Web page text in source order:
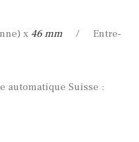
x 46 mm / Entre-
automatique Suisse :